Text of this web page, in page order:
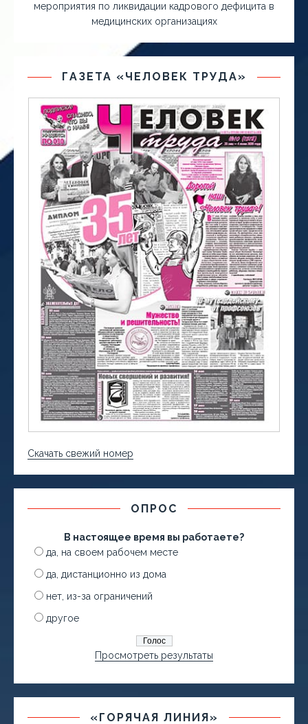
мероприятия по ликвидации кадрового дефицита в
медицинских организациях
ГАЗЕТА «ЧЕЛОВЕК ТРУДА»
Скачать свежий номер
ОПРОС
В настоящее время вы работаете?
да, на своем рабочем месте
да, дистанционно из дома
нет, из-за ограничений
другое
Просмотреть результаты
«ГОРЯЧАЯ ЛИНИЯ»